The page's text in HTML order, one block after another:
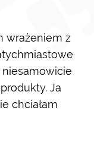
wrażeniem z
Ja
chciałam